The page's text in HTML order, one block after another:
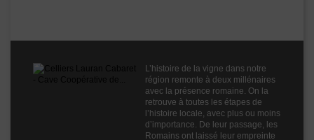
Vermentino (ou Rolle)
Fruité
Blanc
2023
L’histoire de la vigne dans notre
région remonte à deux millénaires
avec la présence romaine. On la
retrouve à toutes les étapes de
l’histoire locale, avec plus ou moins
d’importance. De leur passage, les
Romains ont laissé leur empreinte